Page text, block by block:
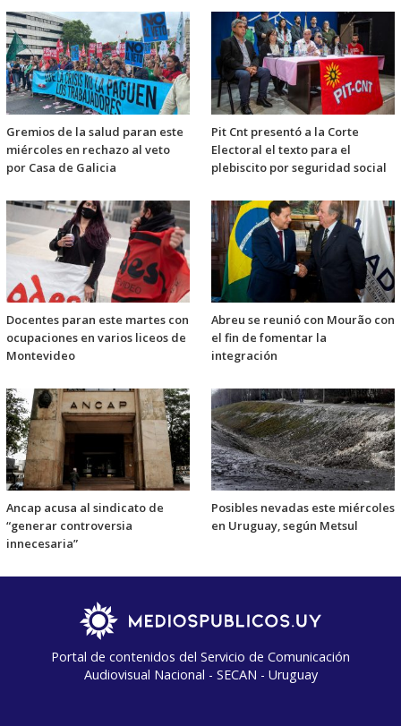
Gremios de la salud paran este
miércoles en rechazo al veto
por Casa de Galicia
Pit Cnt presentó a la Corte
Electoral el texto para el
plebiscito por seguridad social
Docentes paran este martes con
ocupaciones en varios liceos de
Montevideo
Abreu se reunió con Mourão con
el fin de fomentar la
integración
Ancap acusa al sindicato de
“generar controversia
innecesaria”
Posibles nevadas este miércoles
en Uruguay, según Metsul
Portal de contenidos del Servicio de Comunicación
Audiovisual Nacional - SECAN - Uruguay